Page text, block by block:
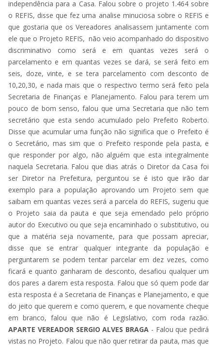
independência para a Casa. Falou sobre o projeto 1.464 sobre
o REFIS, disse que fez uma analise minuciosa sobre o REFIS e
que gostaria que os Vereadores analisassem juntamente com
ele que o Projeto REFIS, não veio acompanhado do dispositivo
discriminativo como será e em quantas vezes será o
parcelamento e em quantas vezes se dará, se será feito em
seis, doze, vinte, e se tera parcelamento com desconto de
10,20,30, e nada mais que o respectivo termo será feito pela
Secretaria de Finanças e Planejamento. Falou para terem um
pouco de bom senso, falou que uma Secretaria que não tem
secretário que esta sendo acumulado pelo Prefeito Roberto.
Disse que acumular uma função não significa que o Prefeito é
o Secretário, mas sim que o Prefeito responde pela pasta, e
que responder por algo, não alguém que esta integralmente
naquela Secretaria. Falou que dias atrás o Diretor da Casa foi
ser Diretor na Prefeitura, perguntou se é isto que irão dar
exemplo para a população aprovando um Projeto sem que
saibam em quantas vezes será a parcela do REFIS, sugeriu que
o Projeto saia da pauta e que seja emendado pelo próprio
autor do Executivo ou que seja encaminhado o substitutivo, ou
que a matéria seja novamente, para que possam apreciar,
disse que se entrar qualquer integrante da população e
perguntarem se podem tentar parcelar em dez vezes, como
ficará e quanto ganharam de desconto, desafiou qualquer um
dos pares a darem esta resposta. Falou que só quem pode dar
esta resposta é a Secretaria de Finanças e Planejamento, e que
do jeito que querem e como querem, e que novamente cheque
em branco, falou que não é Legislativo, com roda razão.
APARTE VEREADOR SERGIO ALVES BRAGA - Falou que pedirá
vistas no Projeto. Falou que não quer retirar da pauta, mas que